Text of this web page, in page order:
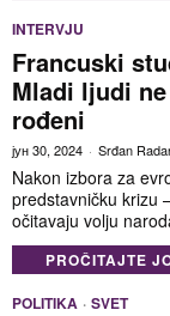
INTERVJU
Francuski
Mladi ljudi
rođeni
јун 30, 2024 Srđan
Nakon izbora za
predstavničku krizu
očitavaju volju
PROČITAJTE
POLITIKA · SVET